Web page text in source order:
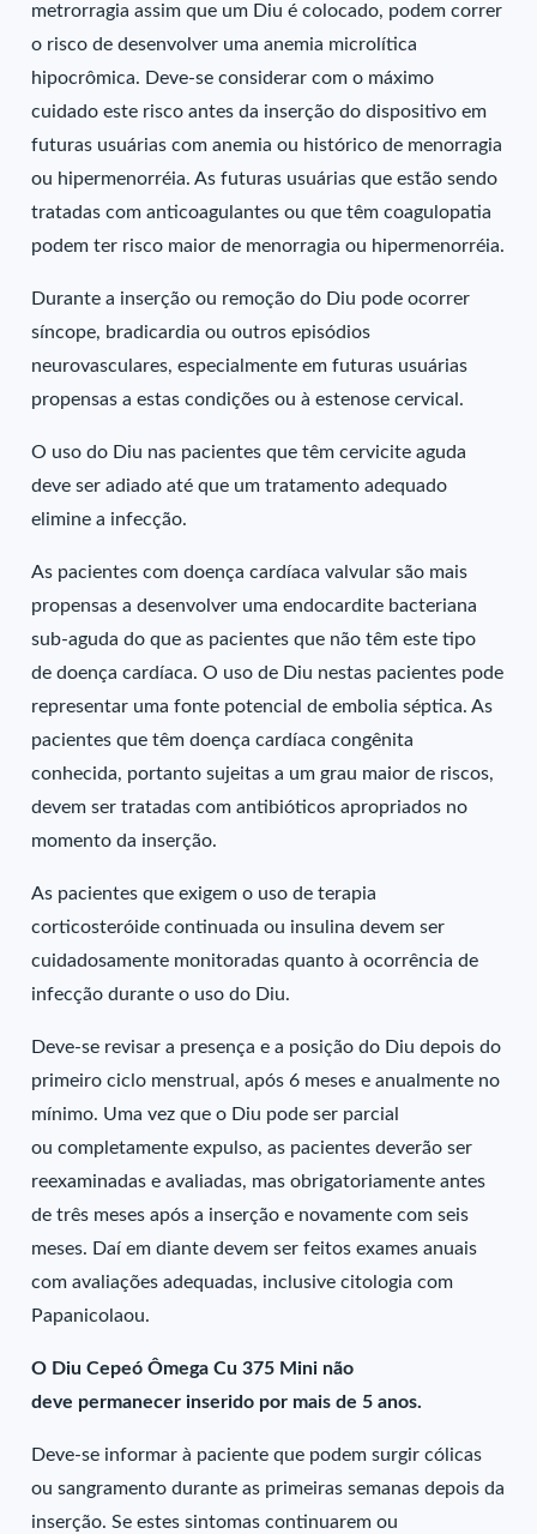
metrorragia assim que um Diu é colocado, podem correr
o risco de desenvolver uma anemia microlítica
hipocrômica. Deve-se considerar com o máximo
cuidado este risco antes da inserção do dispositivo em
futuras usuárias com anemia ou histórico de menorragia
ou hipermenorréia. As futuras usuárias que estão sendo
tratadas com anticoagulantes ou que têm coagulopatia
podem ter risco maior de menorragia ou hipermenorréia.
Durante a inserção ou remoção do Diu pode ocorrer
síncope, bradicardia ou outros episódios
neurovasculares, especialmente em futuras usuárias
propensas a estas condições ou à estenose cervical.
O uso do Diu nas pacientes que têm cervicite aguda
deve ser adiado até que um tratamento adequado
elimine a infecção.
As pacientes com doença cardíaca valvular são mais
propensas a desenvolver uma endocardite bacteriana
sub-aguda do que as pacientes que não têm este tipo
de doença cardíaca. O uso de Diu nestas pacientes pode
representar uma fonte potencial de embolia séptica. As
pacientes que têm doença cardíaca congênita
conhecida, portanto sujeitas a um grau maior de riscos,
devem ser tratadas com antibióticos apropriados no
momento da inserção.
As pacientes que exigem o uso de terapia
corticosteróide continuada ou insulina devem ser
cuidadosamente monitoradas quanto à ocorrência de
infecção durante o uso do Diu.
Deve-se revisar a presença e a posição do Diu depois do
primeiro ciclo menstrual, após 6 meses e anualmente no
mínimo. Uma vez que o Diu pode ser parcial
ou completamente expulso, as pacientes deverão ser
reexaminadas e avaliadas, mas obrigatoriamente antes
de três meses após a inserção e novamente com seis
meses. Daí em diante devem ser feitos exames anuais
com avaliações adequadas, inclusive citologia com
Papanicolaou.
O Diu Cepeó Ômega Cu 375 Mini não
deve permanecer inserido por mais de 5 anos.
Deve-se informar à paciente que podem surgir cólicas
ou sangramento durante as primeiras semanas depois da
inserção. Se estes sintomas continuarem ou